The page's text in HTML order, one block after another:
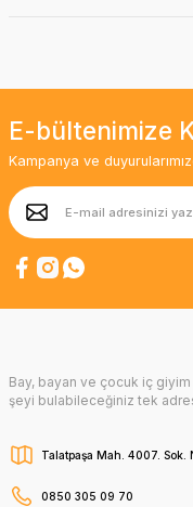
E-bültenimize
Kampanya ve
Bay, bayan ve çocuk iç
şeyi bulabileceğiniz tek
Talatpaşa Mah. 4007. Sok.
0850 305 09 70